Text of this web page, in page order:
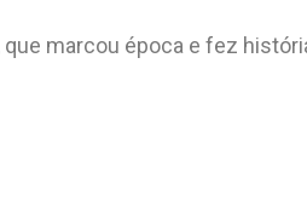
marcou época e fez